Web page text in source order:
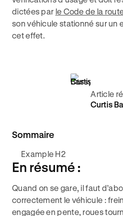
dictées par le Code de la
son véhicule stationné sur un
cet effet.
Article
Curtis
Sommaire
Example H2
En résumé :
Quand on se gare, il faut
correctement le véhicule :
engagée en pente, roues